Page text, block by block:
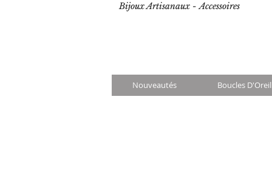
Bijoux Artisanaux - Accessoires
Nouveautés Boucles